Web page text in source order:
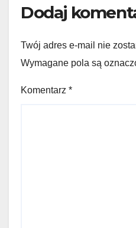
Dodaj
Twój adres e-mail nie
Wymagane pola są
Komentarz *